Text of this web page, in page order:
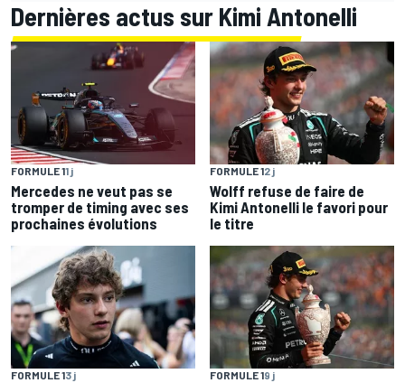
Dernières actus sur Kimi Antonelli
FORMULE 11 j
Mercedes ne veut pas se
tromper de timing avec ses
prochaines évolutions
FORMULE 12 j
Wolff refuse de faire de
Kimi Antonelli le favori pour
le titre
FORMULE 13 j FORMULE 19 j